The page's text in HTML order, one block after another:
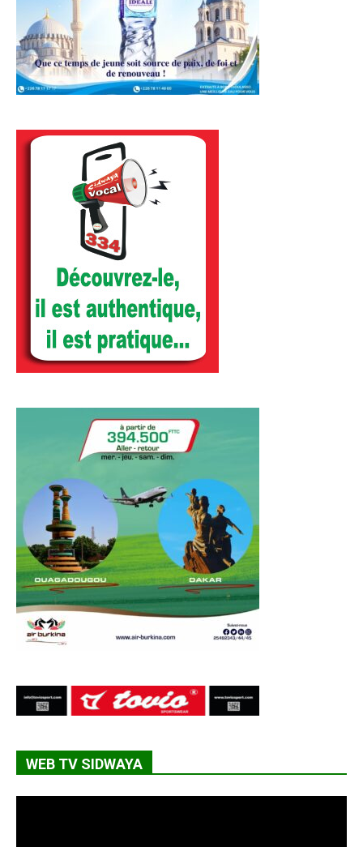
WEB TV SIDWAYA